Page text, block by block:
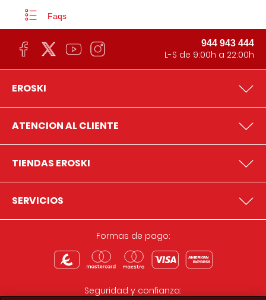
Faqs
944 943 444
L-S de 9:00h a 22:00h
EROSKI
ATENCION AL CLIENTE
TIENDAS EROSKI
SERVICIOS
Formas de pago:
Seguridad y confianza: